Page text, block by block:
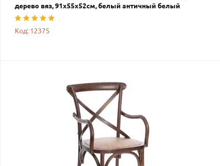
дерево вяз, 91х55х52см, белый античный белый
Код: 12375